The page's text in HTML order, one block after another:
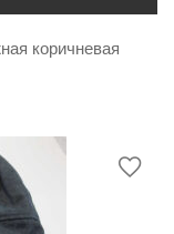
коричневая